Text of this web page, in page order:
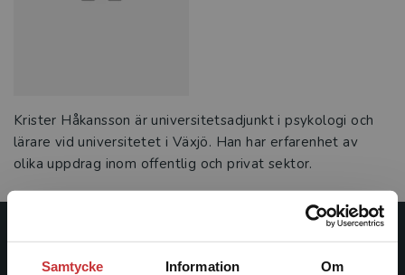
Samtycke Information Om
Krister Håkansson är universitetsadjunkt i psykologi och
lärare vid universitetet i Växjö. Han har erfarenhet av
olika uppdrag inom offentlig och privat sektor.
Studentlitteratur